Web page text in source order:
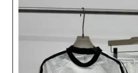
style et praticité, essentielle pour
masculine sophistiquée. Les hauts
s'intègrent facilement dans le
moderne, tandis que le denim se
coupes intemporelles, essentielles
masculine durable. Collaborer avec A•W BRAND signifie
également s'associer à une
l'importance de l'éthique et de la
est réalisée avec une attention